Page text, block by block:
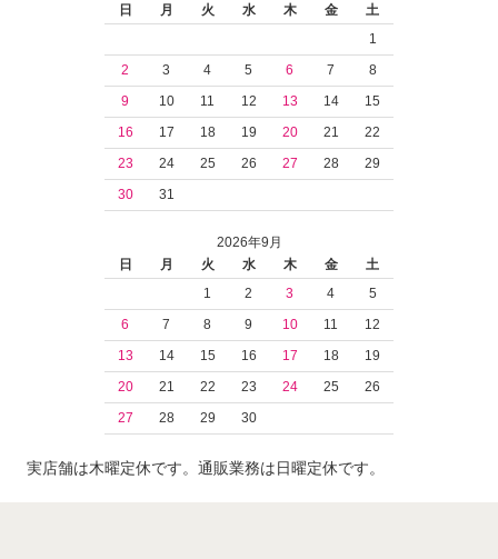
日
月 火 水 木 金
土
1
2
3 4 5 6 7
8
9
10 11 12 13 14
15
16
17 18 19 20 21
22
23
24 25 26 27 28
29
30
31
2026年9月
日
月 火 水 木 金
土
1
2 3 4
5
6
7 8 9 10 11
12
13
14 15 16 17 18
19
20
21 22 23 24 25
26
27
28 29 30
実店舗は木曜定休です。通販業務は日曜定休です。